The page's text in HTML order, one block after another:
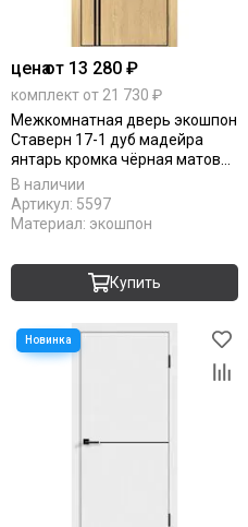
ценаот 13 280 ₽
комплект от 21 730 ₽
Межкомнатная дверь экошпон
Ставерн 17-1 дуб мадейра
янтарь кромка чёрная матовая
остеклённая
В наличии
Артикул: 5597
Материал: экошпон
Купить